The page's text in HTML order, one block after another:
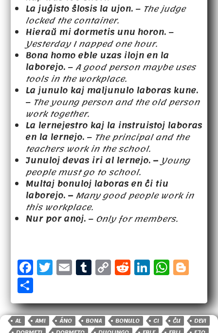
La juĝisto ŝlosis la ujon.– The judge
locked the container.
Hieraŭ mi dormetis unu horon.–
Yesterday I napped one hour.
Bona homo eble uzas ilojn en la
laborejo.–A good person maybe uses
tools in the workplace.
La junulo kaj maljunulo laboras kune.
– The young person and the old person
work together.
La lernejestro kaj la instruistoj laboras
en la lernejo.– The principal and the
teachers work in the school.
Junuloj devas iri al lernejo. –Young
people must go to school.
Multaj bonuloj laboras enĉi tiu
laborejo. –Many good people work in
this workplace.
Nur por anoj.–Only for members.
F
a
c
e
T
w
it
t
E
m
a
il
T
u
m
b
C
o
p
y
R
e
d
d
Li
n
k
e
W
h
a
t o
g
S
h
a
AL AMI ÁNO BONA BONULO CI ĈU
DEVI